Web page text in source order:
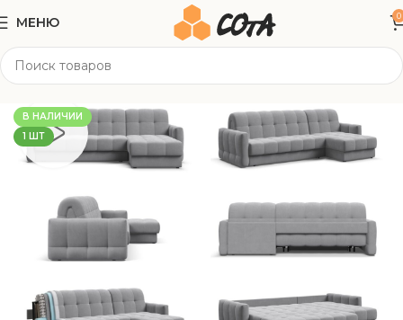
МЕНЮ 0
Мягкая мебель
В НАЛИЧИИ
1 ШТ